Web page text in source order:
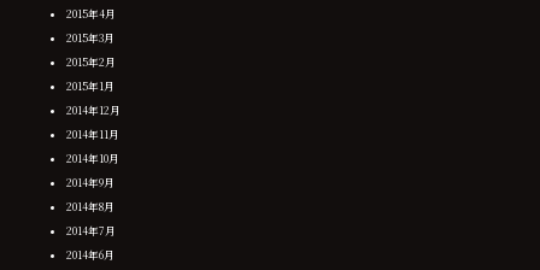
2015年4月
2015年3月
2015年2月
2015年1月
2014年12月
2014年11月
2014年10月
2014年9月
2014年8月
2014年7月
2014年6月